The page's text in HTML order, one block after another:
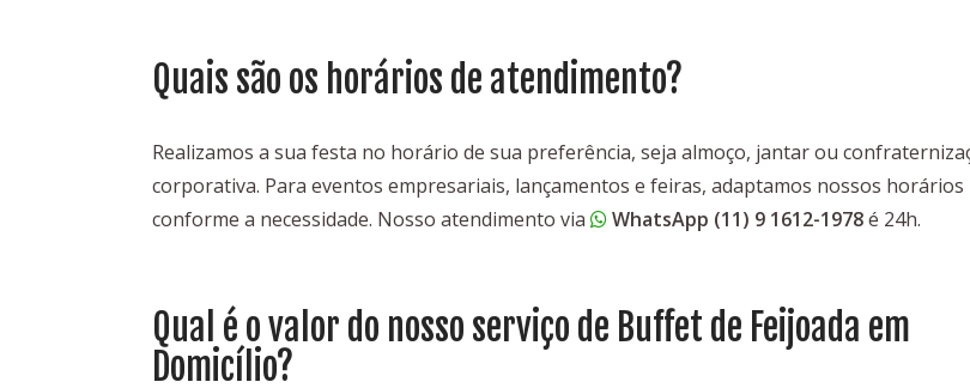
Quais são os horários de atendimento?
Realizamos a sua festa no horário de sua preferência, seja almoço, jantar ou
corporativa. Para eventos empresariais, lançamentos e feiras, adaptamos nossos horários
conforme a necessidade. Nosso atendimento via
WhatsApp (11) 9 1612-1978é 24h.
Qual é o valor do nosso serviço de Buffet de Feijoada em
Domicílio?